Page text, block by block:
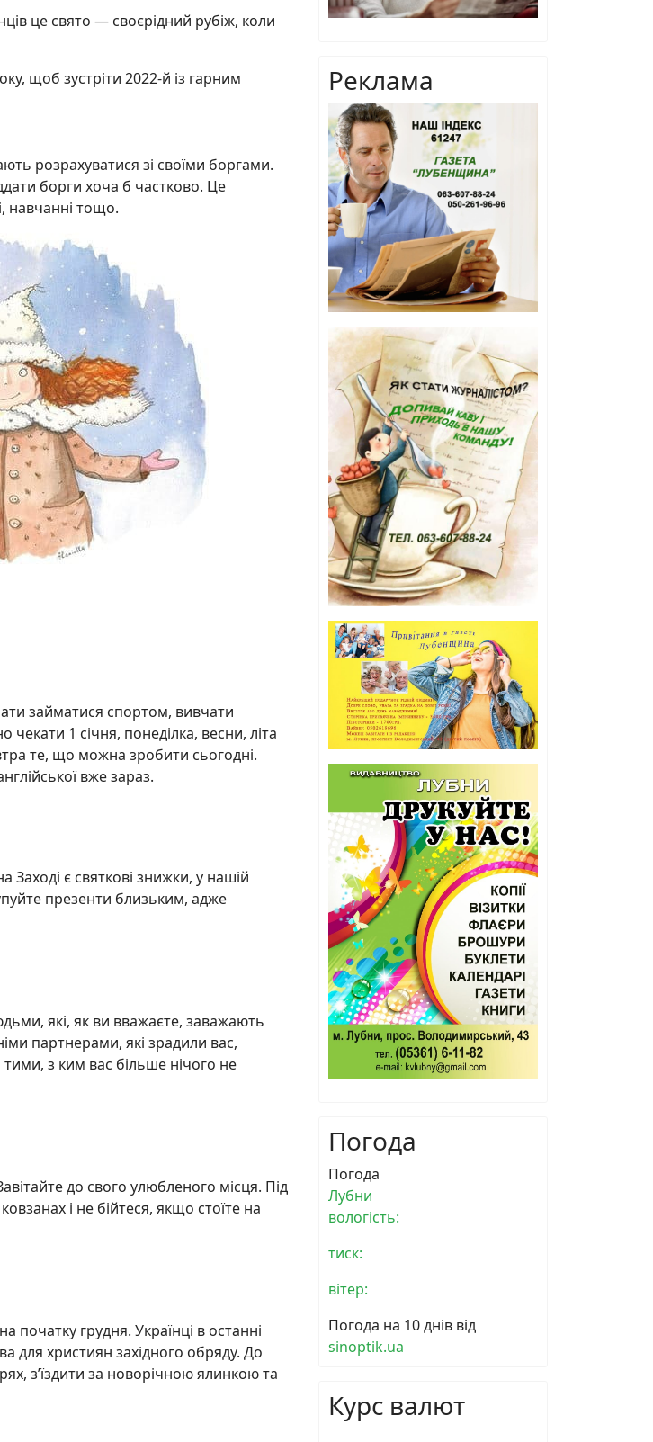
це свято — своєрідний рубіж, коли
щоб зустріти 2022-й із гарним
розрахуватися зі своїми боргами.
борги хоча б частково. Це
навчанні тощо.
займатися спортом, вивчати
1 січня, понеділка, весни, літа
те, що можна зробити сьогодні.
вже зараз.
є святкові знижки, у нашій
презенти близьким, адже
які, як ви вважаєте, заважають
партнерами, які зрадили вас,
з ким вас більше нічого не
до свого улюбленого місця. Під
і не бійтеся, якщо стоїте на
грудня. Українці в останні
для християн західного обряду. До
з’їздити за новорічною ялинкою та
Реклама
Погода
Погода
Лубни
вологість:
тиск:
вітер:
Погода на 10 днів від
sinoptik.ua
Курс валют